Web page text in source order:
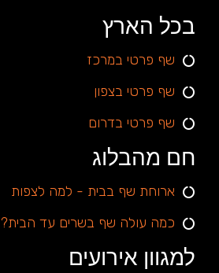
בכל הארץ
שף פרטי במרכז
שף פרטי בצפון
שף פרטי בדרום
חם מהבלוג
ארוחת שף בבית - למה לצפות
כמה עולה שף בשרים עד הבית?
למגוון אירועים